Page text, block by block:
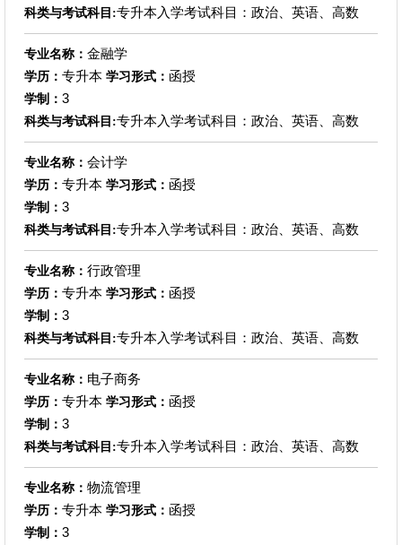
科类与考试科目:专升本入学考试科目：政治、英语、高数
专业名称： 金融学
学历： 专升本 学习形式： 函授
学制： 3
科类与考试科目:专升本入学考试科目：政治、英语、高数
专业名称： 会计学
学历： 专升本 学习形式： 函授
学制： 3
科类与考试科目:专升本入学考试科目：政治、英语、高数
专业名称： 行政管理
学历： 专升本 学习形式： 函授
学制： 3
科类与考试科目:专升本入学考试科目：政治、英语、高数
专业名称： 电子商务
学历： 专升本 学习形式： 函授
学制： 3
科类与考试科目:专升本入学考试科目：政治、英语、高数
专业名称： 物流管理
学历： 专升本 学习形式： 函授
学制： 3